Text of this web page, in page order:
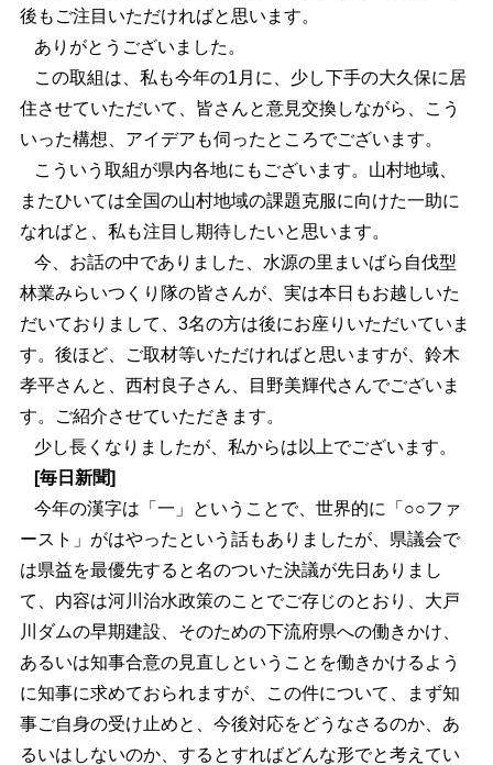
後もご注目いただければと思います。
ありがとうございました。
この取組は、私も今年の1月に、少し下手の大久保に居
住させていただいて、皆さんと意見交換しながら、こう
いった構想、アイデアも伺ったところでございます。
こういう取組が県内各地にもございます。山村地域、
またひいては全国の山村地域の課題克服に向けた一助に
なればと、私も注目し期待したいと思います。
今、お話の中でありました、水源の里まいばら自伐型
林業みらいつくり隊の皆さんが、実は本日もお越しいた
だいておりまして、3名の方は後にお座りいただいていま
す。後ほど、ご取材等いただければと思いますが、鈴木
孝平さんと、西村良子さん、目野美輝代さんでございま
す。ご紹介させていただきます。
少し長くなりましたが、私からは以上でございます。
[毎日新聞]
今年の漢字は「一」ということで、世界的に「○○ファ
ースト」がはやったという話もありましたが、県議会で
は県益を最優先すると名のついた決議が先日ありまし
て、内容は河川治水政策のことでご存じのとおり、大戸
川ダムの早期建設、そのための下流府県への働きかけ、
あるいは知事合意の見直しということを働きかけるよう
に知事に求めておられますが、この件について、まず知
事ご自身の受け止めと、今後対応をどうなさるのか、あ
るいはしないのか、するとすればどんな形でと考えてい